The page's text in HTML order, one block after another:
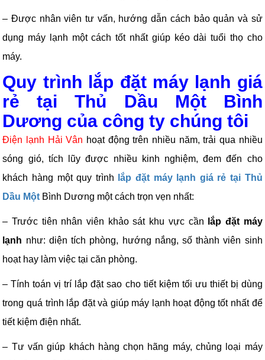
– Được nhân viên tư vấn, hướng dẫn cách bảo quản và sử
dụng máy lạnh một cách tốt nhất giúp kéo dài tuổi thọ cho
máy.
Quy trình lắp đặt máy lạnh giá
rẻ tại Thủ Dầu Một Bình
Dương của công ty chúng tôi
Điện lạnh Hải Vân hoạt động trên nhiều năm, trải qua nhiều
sóng gió, tích lũy được nhiều kinh nghiệm, đem đến cho
khách hàng một quy trình
lắp đặt máy lạnh giá rẻ tại Thủ
Dầu Một Bình Dương một cách trọn vẹn nhất:
– Trước tiên nhân viên khảo sát khu vực cần
lắp đặt máy
lạnh như: diện tích phòng, hướng nắng, số thành viên sinh
hoạt hay làm việc tại căn phòng.
– Tính toán vị trí lắp đặt sao cho tiết kiệm tối ưu thiết bị dùng
trong quá trình lắp đặt và giúp máy lạnh hoạt động tốt nhất để
tiết kiệm điện nhất.
– Tư vấn giúp khách hàng chọn hãng máy, chủng loại máy